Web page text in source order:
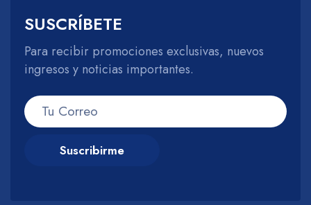
SUSCRÍBETE
Para recibir promociones exclusivas, nuevos
ingresos y noticias importantes.
Suscribirme